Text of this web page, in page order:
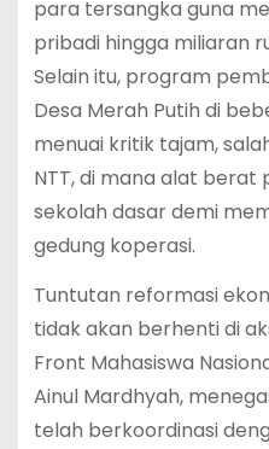
para tersangka guna
pribadi hingga miliaran
Selain itu, program
Desa Merah Putih di
menuai kritik tajam,
NTT, di mana alat berat
sekolah dasar demi
gedung koperasi.
Tuntutan reformasi
tidak akan berhenti di
Front Mahasiswa
Ainul Mardhyah,
telah berkoordinasi